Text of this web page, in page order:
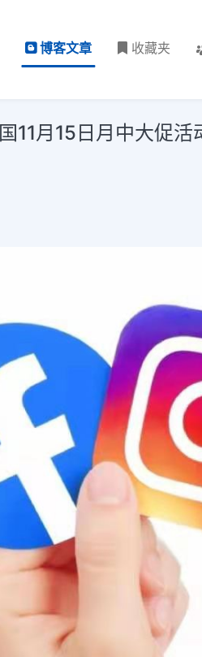
博客文章 收藏夹
11月15日月中大促